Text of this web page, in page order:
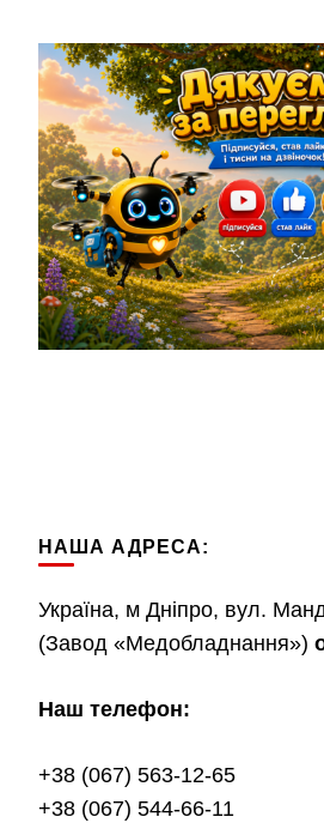
НАША АДРЕСА:
Україна, м Дніпро, вул.
(Завод «Медобладнання»)
Наш телефон:
+38 (067) 563-12-65
+38 (067) 544-66-11